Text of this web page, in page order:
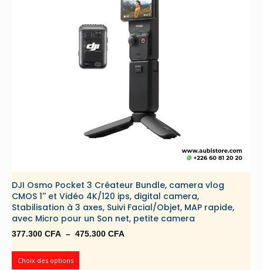
DJI Osmo Pocket 3 Créateur Bundle, camera vlog
CMOS 1'' et Vidéo 4K/120 ips, digital camera,
Stabilisation à 3 axes, Suivi Facial/Objet, MAP rapide,
avec Micro pour un Son net, petite camera
377.300 CFA – 475.300 CFA
Choix des options